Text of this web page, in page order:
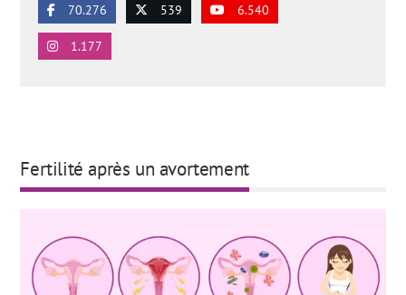
70.276 539 6.540
1.177
Fertilité après un avortement